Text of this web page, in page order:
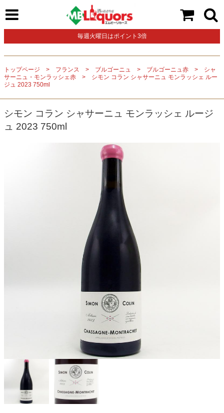
毎週火曜日はポイント3倍
トップページ フランス ブルゴーニュ ブルゴーニュ赤
シャ
サーニュ・モンラッシェ赤
シモン コラン シャサーニュ モンラッシェ ルー
ジュ 2023 750ml
シモン コラン シャサーニュ モンラッシェ ルージ
ュ 2023 750ml